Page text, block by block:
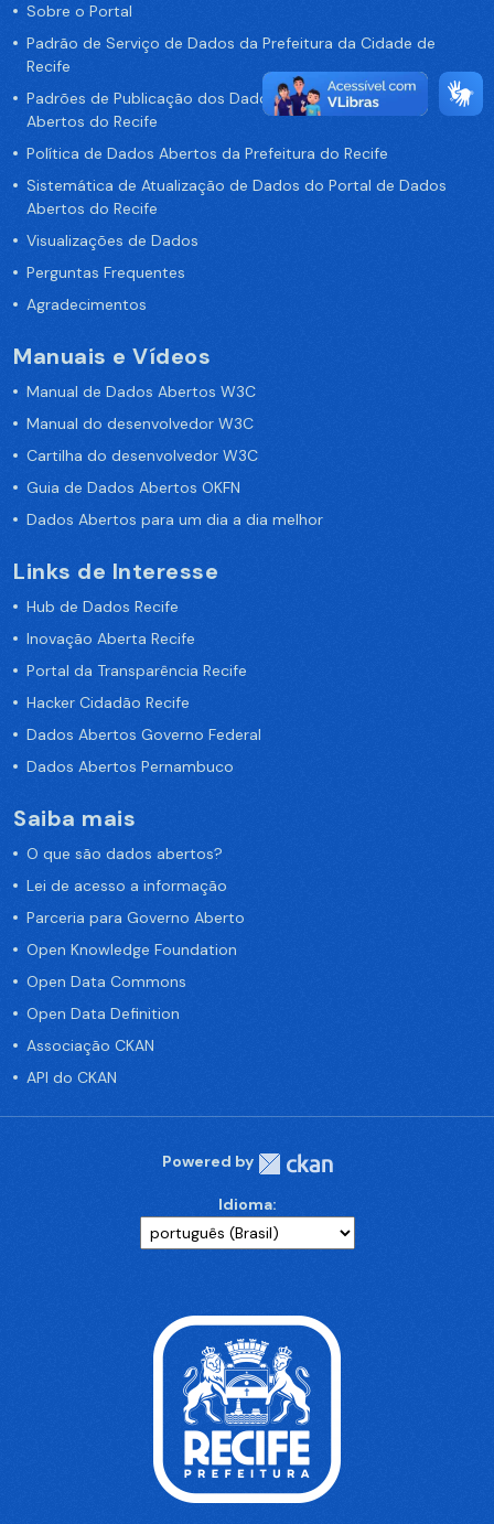
Sobre o Portal
Padrão de Serviço de Dados da Prefeitura da Cidade de
Recife
Padrões de Publicação dos Dados no Portal de Dados
Abertos do Recife
Política de Dados Abertos da Prefeitura do Recife
Sistemática de Atualização de Dados do Portal de Dados
Abertos do Recife
Visualizações de Dados
Perguntas Frequentes
Agradecimentos
Manuais e Vídeos
Manual de Dados Abertos W3C
Manual do desenvolvedor W3C
Cartilha do desenvolvedor W3C
Guia de Dados Abertos OKFN
Dados Abertos para um dia a dia melhor
Links de Interesse
Hub de Dados Recife
Inovação Aberta Recife
Portal da Transparência Recife
Hacker Cidadão Recife
Dados Abertos Governo Federal
Dados Abertos Pernambuco
Saiba mais
O que são dados abertos?
Lei de acesso a informação
Parceria para Governo Aberto
Open Knowledge Foundation
Open Data Commons
Open Data Definition
Associação CKAN
API do CKAN
Powered by
Idioma